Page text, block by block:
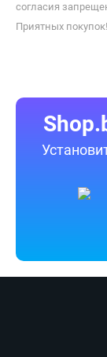
согласия
Приятных покупок!